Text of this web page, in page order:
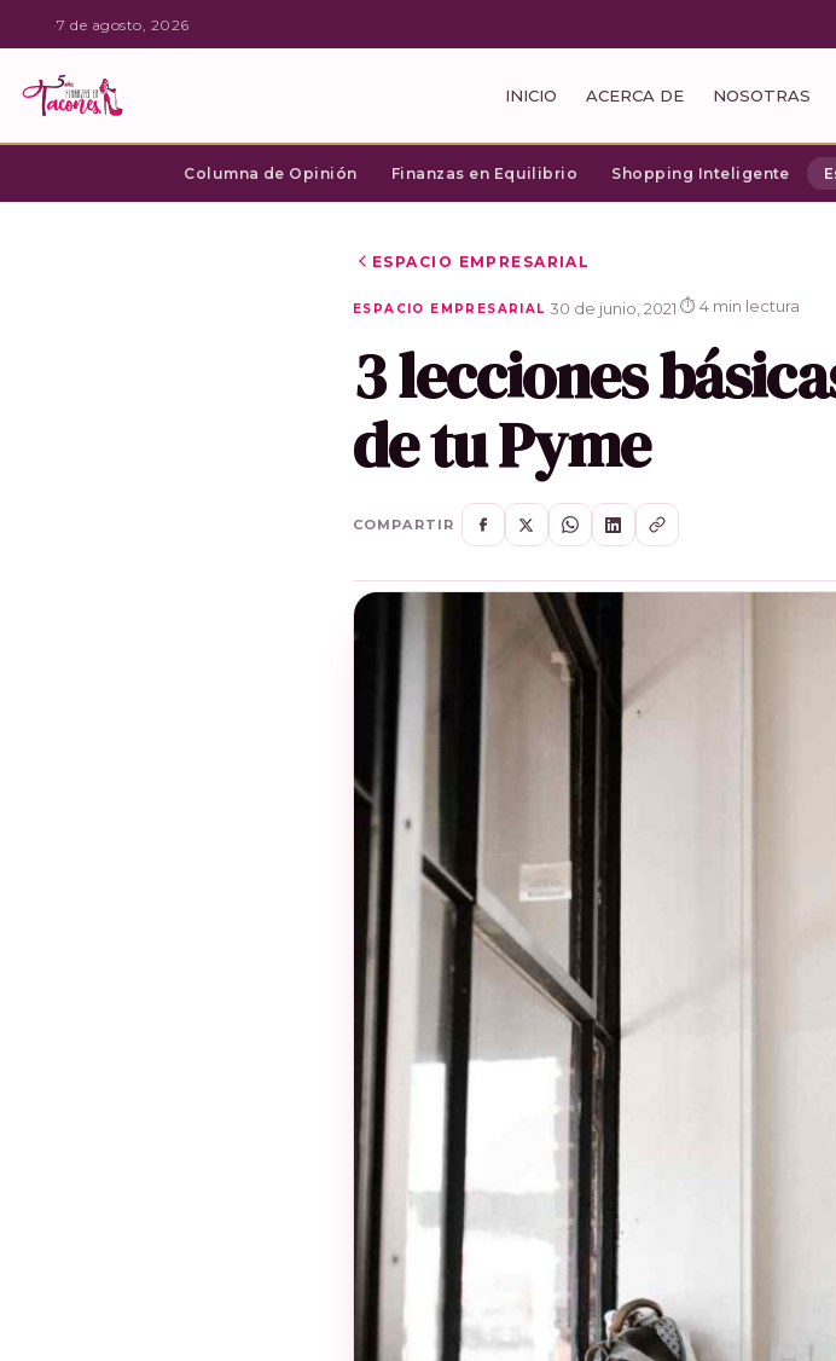
·7 de agosto, 2026
INICIO ACERCA DE NOSOTRAS
Columna de Opinión Finanzas en Equilibrio Shopping Inteligente
ESPACIO EMPRESARIAL
ESPACIO EMPRESARIAL ·30 de junio, 2021·⏱ 4 min lectura
3 lecciones
de tu Pyme
COMPARTIR